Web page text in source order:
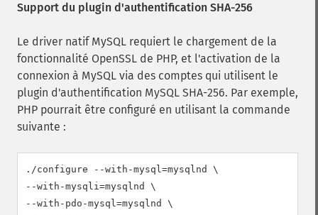
Support du plugin d'authentification SHA-256
Le driver natif MySQL requiert le chargement de la
fonctionnalité OpenSSL de PHP, et l'activation de la
connexion à MySQL via des comptes qui utilisent le
plugin d'authentification MySQL SHA-256. Par exemple,
PHP pourrait être configuré en utilisant la commande
suivante :
./configure --with-mysql=mysqlnd \
--with-mysqli=mysqlnd \
--with-pdo-mysql=mysqlnd \